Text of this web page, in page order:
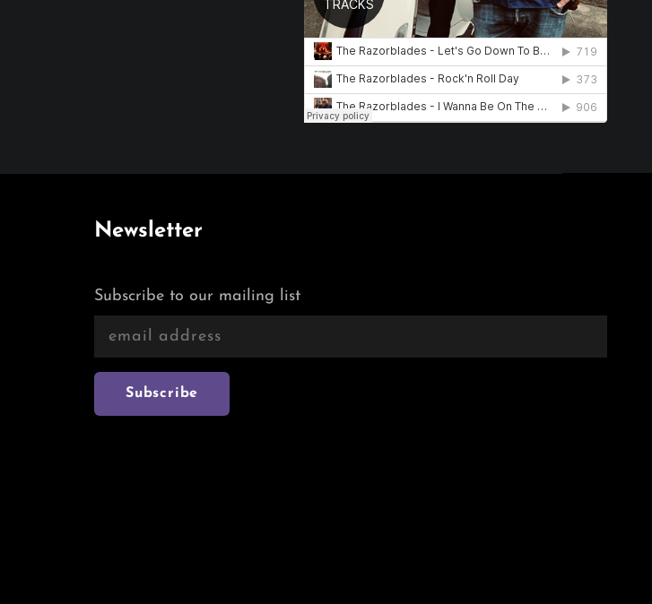
Newsletter
Subscribe to our mailing list